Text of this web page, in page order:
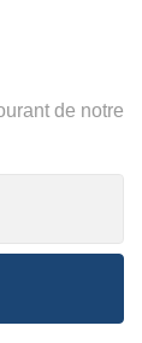
de notre